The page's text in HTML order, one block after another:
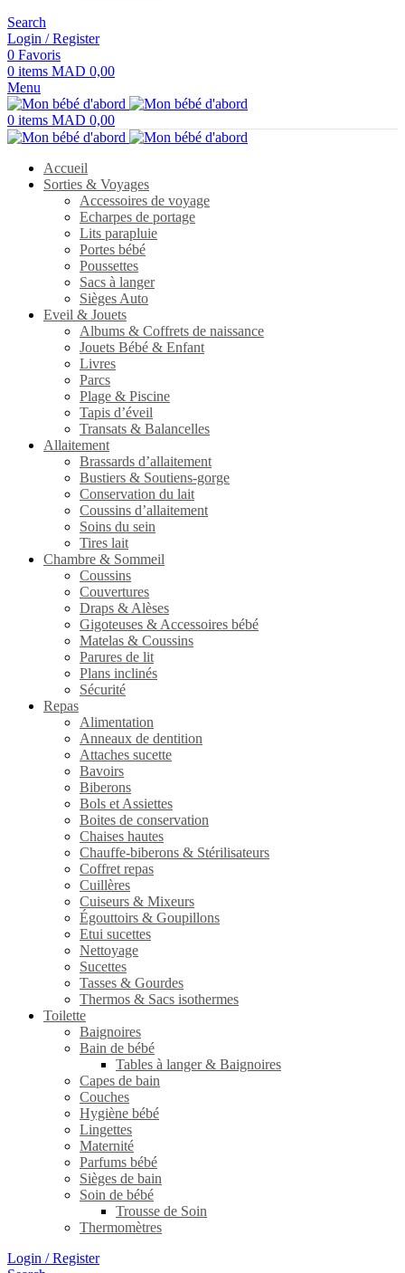
Search
Login / Register
0 Favoris
0 items MAD 0,00
Menu
0 items MAD 0,00
Accueil
Sorties & Voyages
Accessoires de voyage
Echarpes de portage
Lits parapluie
Portes bébé
Poussettes
Sacs à langer
Sièges Auto
Eveil & Jouets
Albums & Coffrets de naissance
Jouets Bébé & Enfant
Livres
Parcs
Plage & Piscine
Tapis d’éveil
Transats & Balancelles
Allaitement
Brassards d’allaitement
Bustiers & Soutiens-gorge
Conservation du lait
Coussins d’allaitement
Soins du sein
Tires lait
Chambre & Sommeil
Coussins
Couvertures
Draps & Alèses
Gigoteuses & Accessoires bébé
Matelas & Coussins
Parures de lit
Plans inclinés
Sécurité
Repas
Alimentation
Anneaux de dentition
Attaches sucette
Bavoirs
Biberons
Bols et Assiettes
Boites de conservation
Chaises hautes
Chauffe-biberons & Stérilisateurs
Coffret repas
Cuillères
Cuiseurs & Mixeurs
Égouttoirs & Goupillons
Etui sucettes
Nettoyage
Sucettes
Tasses & Gourdes
Thermos & Sacs isothermes
Toilette
Baignoires
Bain de bébé
Tables à langer & Baignoires
Capes de bain
Couches
Hygiène bébé
Lingettes
Maternité
Parfums bébé
Sièges de bain
Soin de bébé
Trousse de Soin
Thermomètres
Login / Register